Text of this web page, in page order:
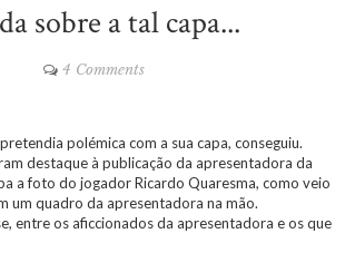
sobre a tal capa...
4 Comments
polémica com a sua capa, conseguiu.
destaque à publicação da apresentadora da
a foto do jogador Ricardo Quaresma, como veio
um quadro da apresentadora na mão.
entre os aficcionados da apresentadora e os que